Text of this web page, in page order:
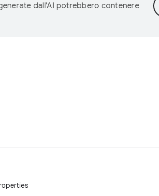
dall'AI potrebbero contenere